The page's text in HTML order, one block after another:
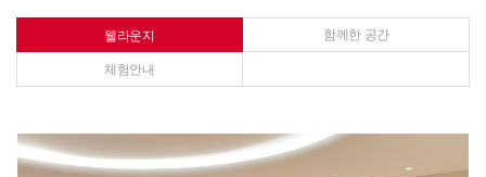
웰라운지 함께한 공간
체험안내